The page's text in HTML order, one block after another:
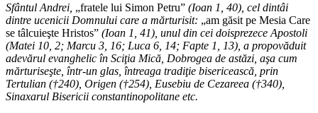
Sfântul Andrei, „fratele lui Simon Petru” (Ioan 1, 40), cel dintâi
dintre ucenicii Domnului care a mărturisit: „am găsit pe Mesia Care
se tâlcuieşte Hristos” (Ioan 1, 41), unul din cei doisprezece Apostoli
(Matei 10, 2; Marcu 3, 16; Luca 6, 14; Fapte 1, 13), a propovăduit
adevărul evanghelic în Sciţia Mică, Dobrogea de astăzi, aşa cum
mărturiseşte, într-un glas, întreaga tradiţie bisericească, prin
Tertulian (†240), Origen (†254), Eusebiu de Cezareea (†340),
Sinaxarul Bisericii constantinopolitane etc.